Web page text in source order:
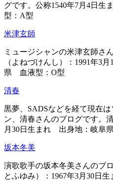
グです。公称1540年7月4日
型：A型
米津玄師
ミュージシャンの米津玄師さ
（よねづけんし）：1991年3
県 血液型：O型
清春
黒夢、SADSなどを経て現在
ン、清春さんのブログです。
月30日生まれ 出身地：岐阜
坂本冬美
演歌歌手の坂本冬美さんのブ
とふゆみ）：1967年3月30日